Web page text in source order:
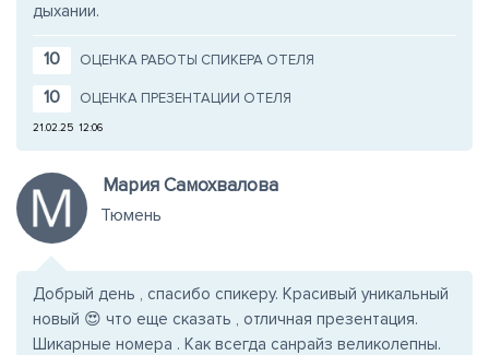
дыхании.
10 ОЦЕНКА РАБОТЫ СПИКЕРА ОТЕЛЯ
10 ОЦЕНКА ПРЕЗЕНТАЦИИ ОТЕЛЯ
12:06
21.02.25
Мария Самохвалова
Тюмень
Добрый день , спасибо спикеру. Красивый уникальный
новый 😍 что еще сказать , отличная презентация.
Шикарные номера . Как всегда санрайз великолепны.